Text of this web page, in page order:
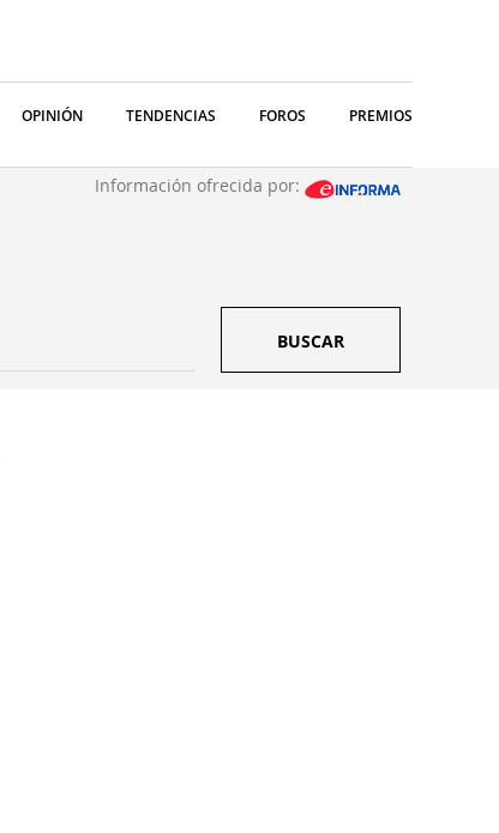
OPINIÓN TENDENCIAS FOROS PREMIOS
Información ofrecida por:
BUSCAR